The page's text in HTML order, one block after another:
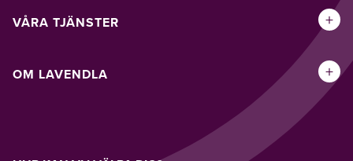
VÅRA TJÄNSTER +
OM LAVENDLA +